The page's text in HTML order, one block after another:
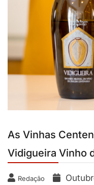
As Vinhas
Vidigueira Vinho
Redação